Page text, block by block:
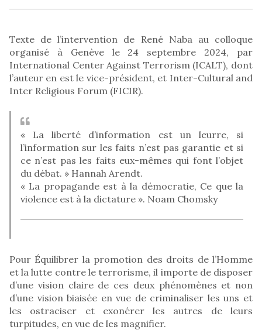
Texte de l’intervention de René Naba au colloque
organisé à Genève le 24 septembre 2024, par
International Center Against Terrorism (ICALT), dont
l’auteur en est le vice-président, et Inter-Cultural and
Inter Religious Forum (FICIR).
« La liberté d’information est un leurre, si
l’information sur les faits n’est pas garantie et si
ce n’est pas les faits eux-mêmes qui font l’objet
du débat. » Hannah Arendt.
« La propagande est à la démocratie, Ce que la
violence est à la dictature ». Noam Chomsky
Pour Équilibrer la promotion des droits de l’Homme
et la lutte contre le terrorisme, il importe de disposer
d’une vision claire de ces deux phénomènes et non
d’une vision biaisée en vue de criminaliser les uns et
les ostraciser et exonérer les autres de leurs
turpitudes, en vue de les magnifier.